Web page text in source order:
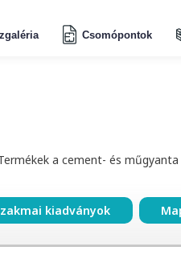
Csomópontok
a cement- és
kiadványok